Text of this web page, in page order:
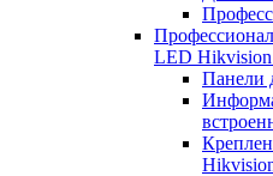
LED Hikvision
Панели